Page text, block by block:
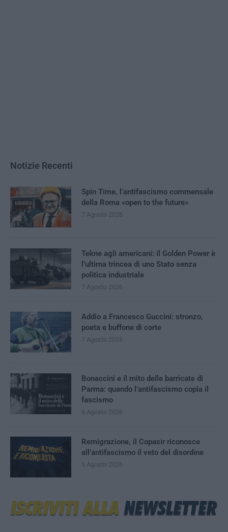
Notizie Recenti
Spin Time, l’antifascismo commensale
della Roma «open to the future»
7 Agosto 2026
Tekne agli americani: il Golden Power è
l’ultima trincea di uno Stato senza
politica industriale
7 Agosto 2026
Addio a Francesco Guccini: stronzo,
poeta e buffone di corte
7 Agosto 2026
Bonaccini e il mito delle barricate di
Parma: quando l’antifascismo copia il
fascismo
6 Agosto 2026
Remigrazione, il Copasir riconosce
all’antifascismo il veto del disordine
6 Agosto 2026